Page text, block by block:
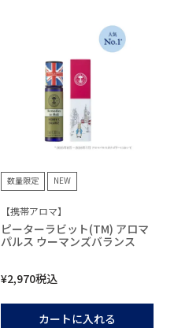
数量限定 NEW
【携帯アロマ】
ピーターラビット(TM) アロマ
パルス ウーマンズバランス
¥2,970税込
カートに入れる